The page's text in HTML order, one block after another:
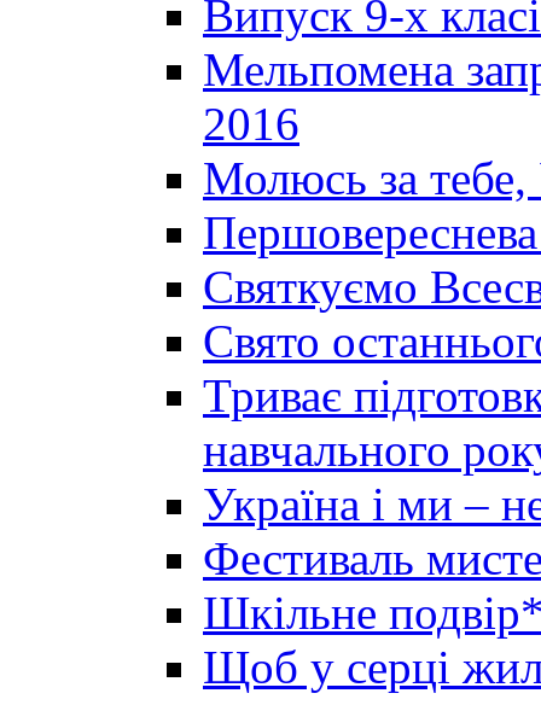
Випуск 9-х
Мельпомена
2016
Молюсь за тебе,
Святкуємо
Свято
Триває
навчального
Україна і ми –
Фестиваль
Шкільне
Щоб у серці